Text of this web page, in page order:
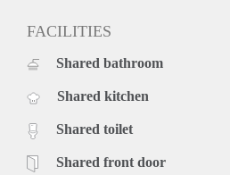
FACILITIES
Shared bathroom
Shared kitchen
Shared toilet
Shared front door